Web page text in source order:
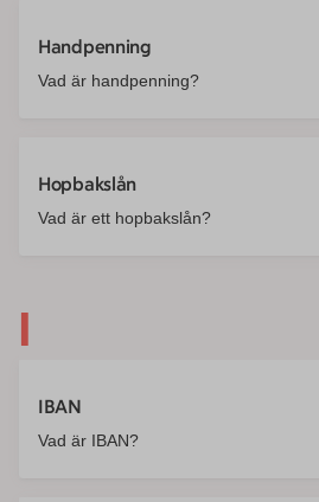
Handpenning
Vad är handpenning?
Hopbakslån
Vad är ett hopbakslån?
I
IBAN
Vad är IBAN?